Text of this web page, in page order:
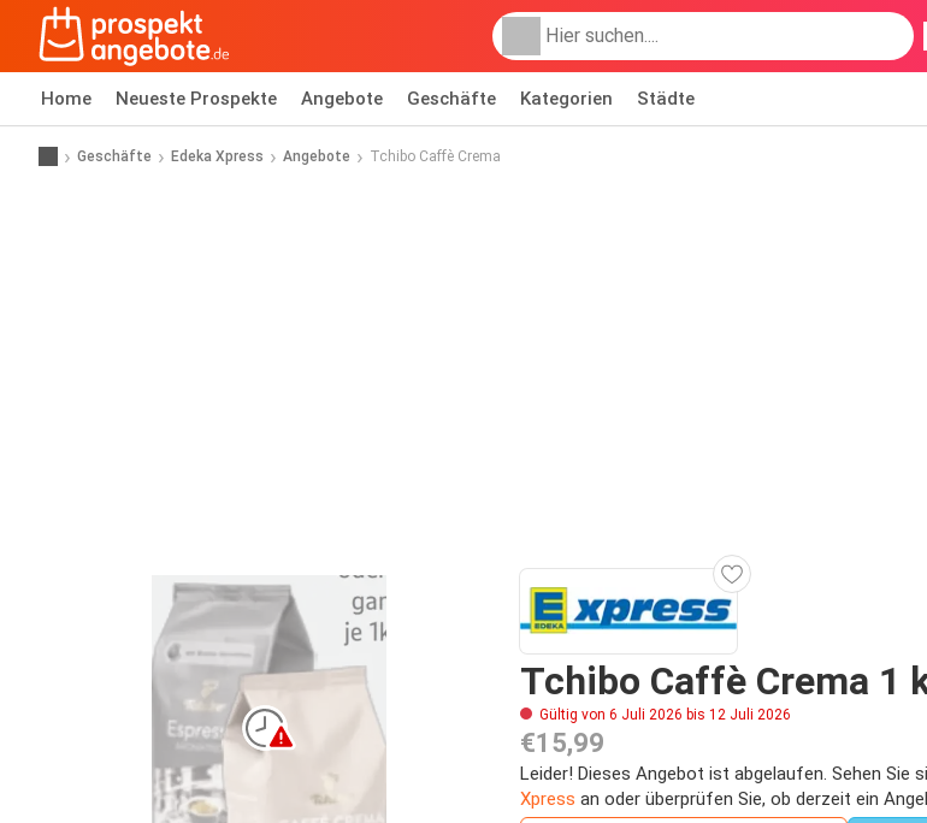
Home Neueste Prospekte Angebote Geschäfte Kategorien Städte
Geschäfte Edeka Xpress Angebote Tchibo Caffè Crema
Tchibo Caffè Crema 1
Gültig von 6 Juli 2026 bis 12 Juli 2026
€15,99
Leider! Dieses Angebot ist abgelaufen. Sehen Sie
Xpress an oder überprüfen Sie, ob derzeit ein